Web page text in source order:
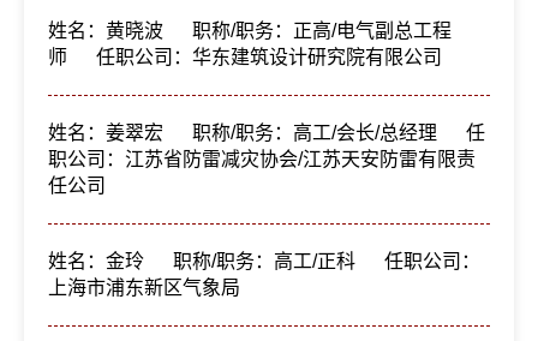
姓名：黄晓波
职称/职务：正高/电气副总工程
师
任职公司：华东建筑设计研究院有限公司
姓名：姜翠宏 职称/职务：高工/会长/总经理
任
职公司：江苏省防雷减灾协会/江苏天安防雷有限责
任公司
姓名：金玲 职称/职务：高工/正科
任职公司：
上海市浦东新区气象局